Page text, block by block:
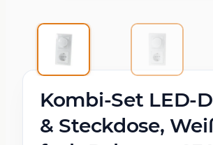
Kombi-Set LED-
& Steckdose,